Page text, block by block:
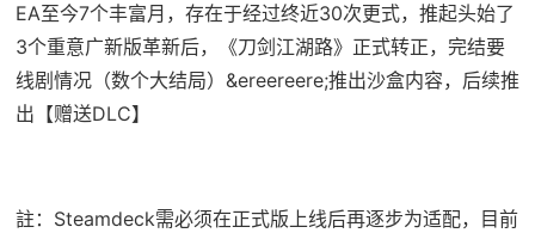
EA至今7个丰富月，存在于经过终近30次更式，推起头始了
3个重意广新版革新后，《刀剑江湖路》正式转正，完结要
线剧情况（数个大结局）&ereereere;推出沙盒内容，后续推
出【赠送DLC】
註：Steamdeck需必须在正式版上线后再逐步为适配，目前